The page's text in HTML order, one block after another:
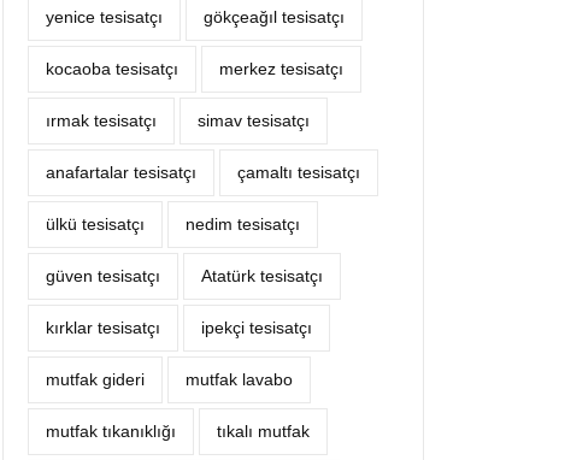
yenice tesisatçı gökçeağıl tesisatçı
kocaoba tesisatçı merkez tesisatçı
ırmak tesisatçı simav tesisatçı
anafartalar tesisatçı çamaltı tesisatçı
ülkü tesisatçı nedim tesisatçı
güven tesisatçı Atatürk tesisatçı
kırklar tesisatçı ipekçi tesisatçı
mutfak gideri mutfak lavabo
mutfak tıkanıklığı tıkalı mutfak